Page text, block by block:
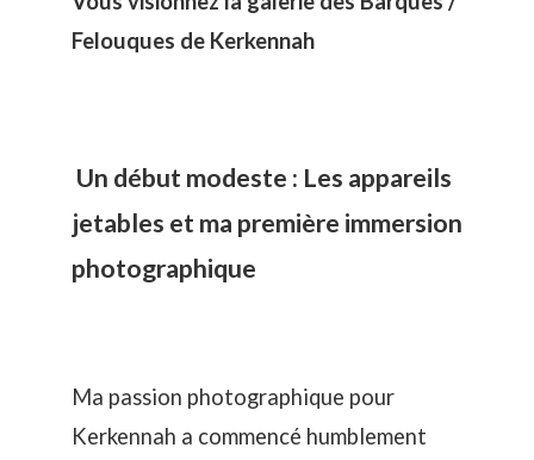
Felouques de Kerkennah
Un début modeste : Les appareils
jetables et ma première immersion
photographique
Ma passion photographique pour
Kerkennah a commencé humblement